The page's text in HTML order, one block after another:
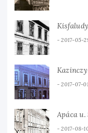
2017-05-
2017-07-
Apáca u.
2017-08-